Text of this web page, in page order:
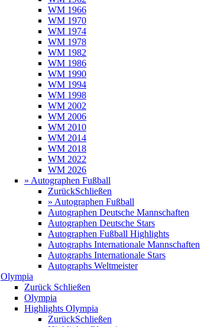
WM 1966
WM 1970
WM 1974
WM 1978
WM 1982
WM 1986
WM 1990
WM 1994
WM 1998
WM 2002
WM 2006
WM 2010
WM 2014
WM 2018
WM 2022
WM 2026
» Autographen Fußball
ZurückSchließen
» Autographen Fußball
Autographen Deutsche Mannschaften
Autographen Deutsche Stars
Autographen Fußball Highlights
Autographs Internationale Mannschaften
Autographs Internationale Stars
Autographs Weltmeister
Olympia
Zurück Schließen
Olympia
Highlights Olympia
ZurückSchließen